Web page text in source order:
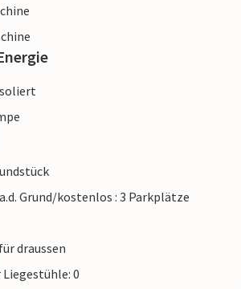
Grund/kostenlos : 3 Parkplätze
draussen
0